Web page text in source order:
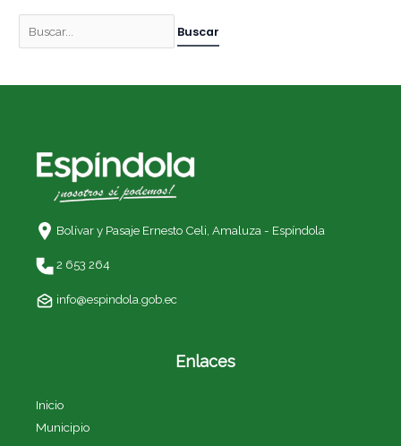
Bolívar y Pasaje Ernesto Celi, Amaluza - Espíndola
2 653 264
info@espindola.gob.ec
Enlaces
Inicio
Municipio